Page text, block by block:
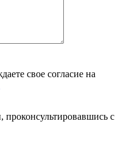
свое согласие на
с